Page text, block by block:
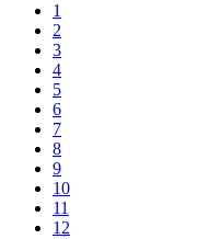
1
2
3
4
5
6
7
8
9
10
11
12